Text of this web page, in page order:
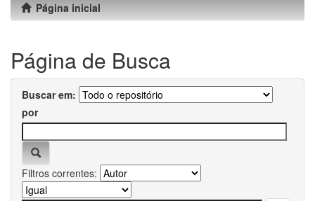
Página inicial
Página de Busca
Buscar em:
por
Filtros correntes: